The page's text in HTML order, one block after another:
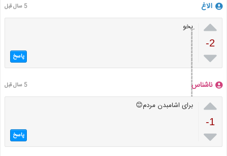
الاغ 5 سال قبل

-2

ِيِِِِِِِِِِِِِِِِِِِِِِِِِِِِِِِِِِِِِِِِِِِِِِِِِِِِِِِِِِِِِِِِِِِِِخو
پاسخ
ناشناس 5 سال قبل

-1

برای اشامبدن مردم😊
پاسخ